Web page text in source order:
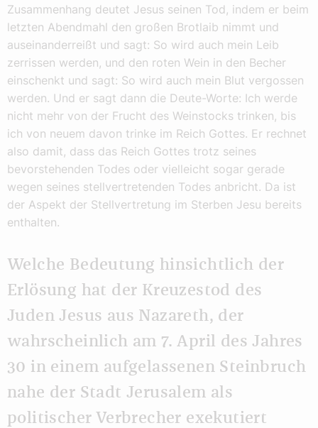
Zusammenhang deutet Jesus seinen Tod, indem er beim
letzten Abendmahl den großen Brotlaib nimmt und
auseinanderreißt und sagt: So wird auch mein Leib
zerrissen werden, und den roten Wein in den Becher
einschenkt und sagt: So wird auch mein Blut vergossen
werden. Und er sagt dann die Deute-Worte: Ich werde
nicht mehr von der Frucht des Weinstocks trinken, bis
ich von neuem davon trinke im Reich Gottes. Er rechnet
also damit, dass das Reich Gottes trotz seines
bevorstehenden Todes oder vielleicht sogar gerade
wegen seines stellvertretenden Todes anbricht. Da ist
der Aspekt der Stellvertretung im Sterben Jesu bereits
enthalten.
Welche Bedeutung hinsichtlich der
Erlösung hat der Kreuzestod des
Juden Jesus aus Nazareth, der
wahrscheinlich am 7. April des Jahres
30 in einem aufgelassenen Steinbruch
nahe der Stadt Jerusalem als
politischer Verbrecher exekutiert